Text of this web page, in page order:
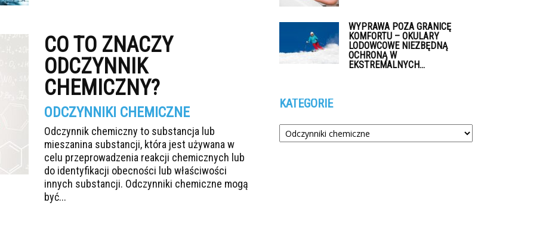
CO TO ZNACZY
ODCZYNNIK
CHEMICZNY?
ODCZYNNIKI CHEMICZNE
Odczynnik chemiczny to substancja lub
mieszanina substancji, która jest używana w
celu przeprowadzenia reakcji chemicznych lub
do identyfikacji obecności lub właściwości
innych substancji. Odczynniki chemiczne mogą
być...
WYPRAWA POZA GRANICĘ
KOMFORTU – OKULARY
LODOWCOWE NIEZBĘDNĄ
OCHRONĄ W
EKSTREMALNYCH...
KATEGORIE
Kategorie